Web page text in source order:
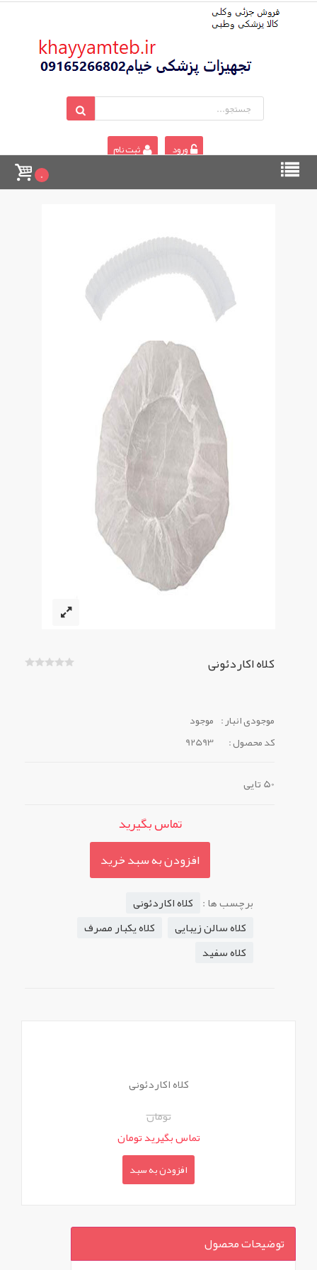
ورود ثبت نام
0
کلاه اکاردئونی
موجودی انبار : موجود
کد محصول :
92593
50 تایی
تماس بگیرید
افزودن به سبد خرید
برچسب ها : کلاه اکاردئونی
کلاه سالن زیبایی
کلاه یکبار مصرف
کلاه سفید
کلاه اکاردئونی
تومان
تماس بگیرید تومان
افزودن به سبد
توضیحات محصول